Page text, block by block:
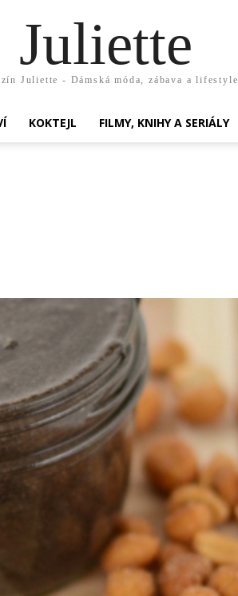
Juliette
Juliette - Dámská móda, zábava a lifestyle
KOKTEJL FILMY, KNIHY A SERIÁLY